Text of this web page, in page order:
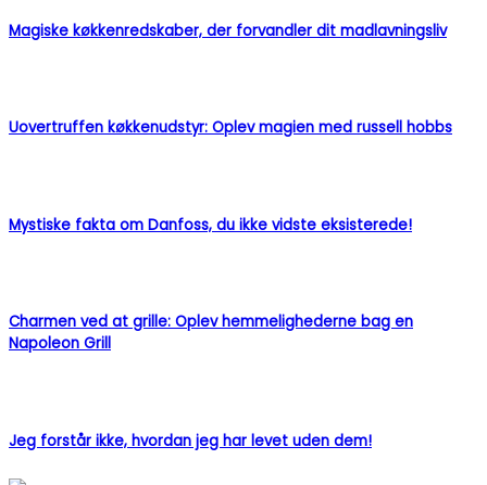
Magiske køkkenredskaber, der forvandler dit madlavningsliv
Uovertruffen køkkenudstyr: Oplev magien med russell hobbs
Mystiske fakta om Danfoss, du ikke vidste eksisterede!
Charmen ved at grille: Oplev hemmelighederne bag en
Napoleon Grill
Jeg forstår ikke, hvordan jeg har levet uden dem!